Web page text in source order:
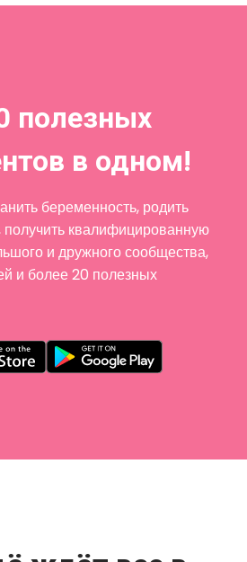
полезных
в одном!
беременность, родить
получить квалифицированную
и дружного сообщества,
и более 20 полезных